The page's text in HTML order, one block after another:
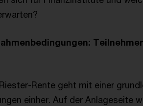
Rente geht mit einer
einher. Auf der Anlageseite